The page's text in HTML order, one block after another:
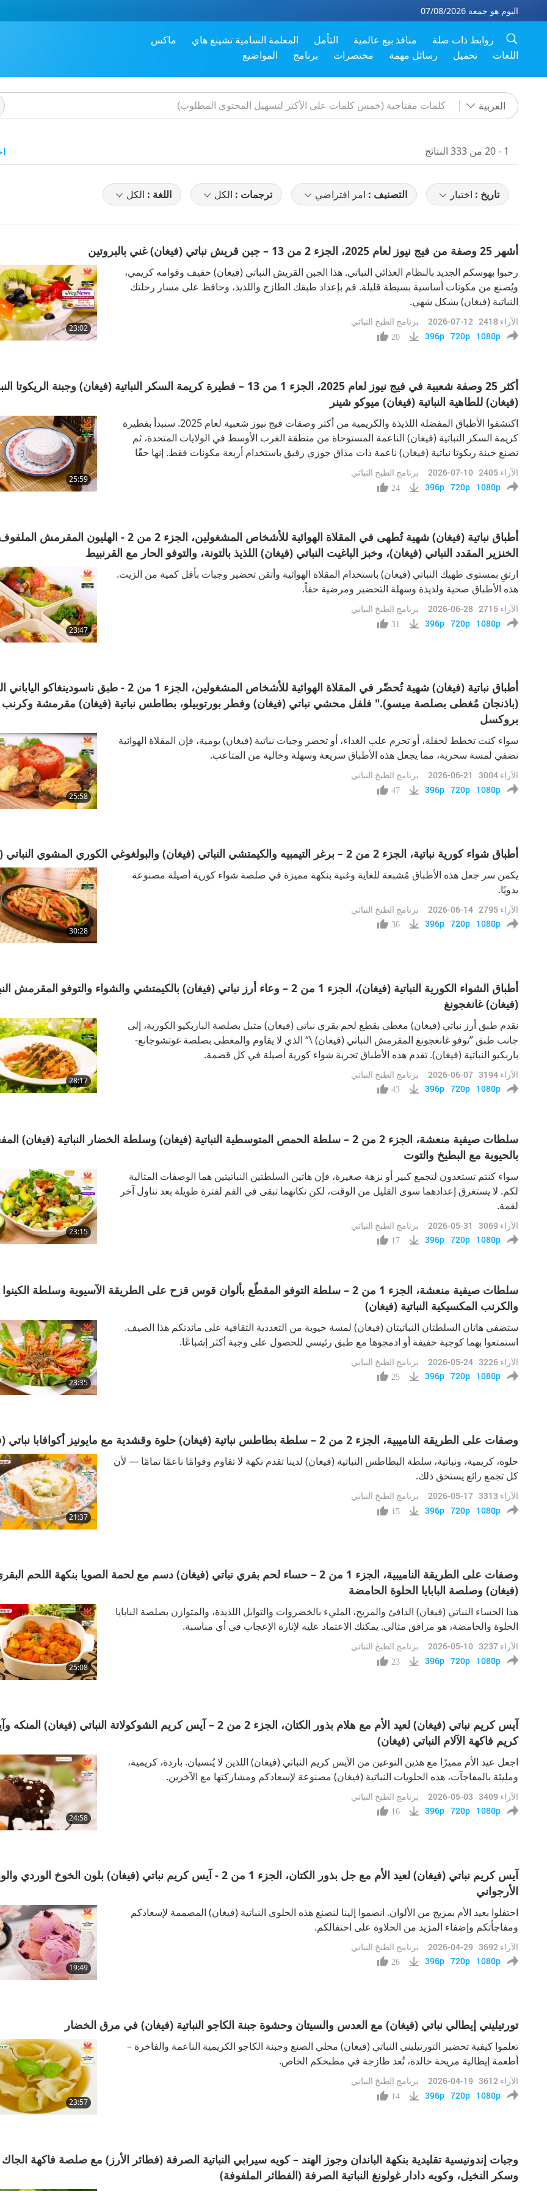
اليوم هو جمعة 07/08/2026
ماكس المعلمة السامية تشينغ هاي التأمل منافذ بيع عالمية
روابط ذات صلة
المواضيع
برنامج مختصرات رسائل مهمة تحميل اللغات
العربية
1 - 20 من 333 النتائج
تاريخ : اختيار التصنيف : امر افتراضي ترجمات : الكل اللغة : الكل
أشهر 25 وصفة من فيج نيوز لعام 2025، الجزء 2 من 13 – جبن قريش نباتي (فيغان) غني بالبروتين
23:02
رحبوا بهوسكم الجديد بالنظام الغذائي النباتي. هذا الجبن القريش النباتي (فيغان) خفيف وقوامه كريمي،
ويُصنع من مكونات أساسية بسيطة قليلة. قم بإعداد طبقك الطازج واللذيذ، وحافظ على مسار رحلتك
النباتية (فيغان) بشكل شهي.
برنامج الطبخ النباتي 2026-07-12 2418 الآراء
20 396p 720p 1080p
أكثر 25 وصفة شعبية في فيج نيوز لعام 2025، الجزء 1 من 13 – فطيرة كريمة السكر النباتية (فيغان) وجبنة الريكوتا
(فيغان) للطاهية النباتية (فيغان) ميوكو شينر
25:59
اكتشفوا الأطباق المفضلة اللذيذة والكريمية من أكثر وصفات فيج نيوز شعبية لعام 2025. سنبدأ بفطيرة
كريمة السكر النباتية (فيغان) الناعمة المستوحاة من منطقة الغرب الأوسط في الولايات المتحدة، ثم
نصنع جبنة ريكوتا نباتية (فيغان) ناعمة ذات مذاق جوزي رقيق باستخدام أربعة مكونات فقط. إنها حقًا
أطباق شهية خالية من الشعور بالذنب.
برنامج الطبخ النباتي 2026-07-10 2405 الآراء
24 396p 720p 1080p
أطباق نباتية (فيغان) شهية تُطهى في المقلاة الهوائية للأشخاص المشغولين، الجزء 2 من 2 -
الخنزير المقدد النباتي (فيغان)، وخبز الباغيت النباتي (فيغان) اللذيذ بالتونة، والتوفو الحار مع القرنبيط
23:47
ارتقِ بمستوى طهيك النباتي (فيغان) باستخدام المقلاة الهوائية وأتقن تحضير وجبات بأقل كمية من الزيت.
هذه الأطباق صحية ولذيذة وسهلة التحضير ومرضية حقاً.
برنامج الطبخ النباتي 2026-06-28 2715 الآراء
31 396p 720p 1080p
أطباق نباتية (فيغان) شهية تُحضّر في المقلاة الهوائية للأشخاص المشغولين، الجزء 1 من 2 - طبق
(باذنجان مُغطى بصلصة ميسو)." فلفل محشي نباتي (فيغان) وفطر بورتوبيلو، بطاطس نباتية (فيغان) مقرمشة وكرنب
بروكسل
25:58
سواء كنت تخطط لحفلة، أو تحزم علب الغداء، أو تحضر وجبات نباتية (فيغان) يومية، فإن المقلاة الهوائية
تضفي لمسة سحرية، مما يجعل هذه الأطباق سريعة وسهلة وخالية من المتاعب.
برنامج الطبخ النباتي 2026-06-21 3004 الآراء
47 396p 720p 1080p
أطباق شواء كورية نباتية، الجزء 2 من 2 – برغر التيمبيه والكيمتشي النباتي (فيغان) والبولغوغي الكوري المشوي النباتي (فيغان)
30:28
يكمن سر جعل هذه الأطباق مُشبعة للغاية وغنية بنكهة مميزة في صلصة شواء كورية أصيلة مصنوعة
يدويًا.
برنامج الطبخ النباتي 2026-06-14 2795 الآراء
36 396p 720p 1080p
أطباق الشواء الكورية النباتية (فيغان)، الجزء 1 من 2 – وعاء أرز نباتي (فيغان) بالكيمتشي والشواء والتوفو المقرمش
(فيغان) غانغجونغ
28:17
نقدم طبق أرز نباتي (فيغان) مغطى بقطع لحم بقري نباتي (فيغان) متبل بصلصة الباربكيو الكورية، إلى
جانب طبق ”توفو غانغجونغ المقرمش النباتي (فيغان) \“ الذي لا يقاوم والمغطى بصلصة غوتشوجانغ-
باربكيو النباتية (فيغان). تقدم هذه الأطباق تجربة شواء كورية أصيلة في كل قضمة.
برنامج الطبخ النباتي 2026-06-07 3194 الآراء
43 396p 720p 1080p
سلطات صيفية منعشة، الجزء 2 من 2 – سلطة الحمص المتوسطية النباتية (فيغان) وسلطة الخضار النباتية (فيغان)
بالحيوية مع البطيخ والتوت
23:15
سواء كنتم تستعدون لتجمع كبير أو نزهة صغيرة، فإن هاتين السلطتين النباتيتين هما الوصفات المثالية
لكم. لا يستغرق إعدادهما سوى القليل من الوقت، لكن نكاتهما تبقى في الفم لفترة طويلة بعد تناول آخر
لقمة.
برنامج الطبخ النباتي 2026-05-31 3069 الآراء
17 396p 720p 1080p
سلطات صيفية منعشة، الجزء 1 من 2 – سلطة التوفو المقطّع بألوان قوس قزح على الطريقة الآسيوية وسلطة الكينوا
والكرنب المكسيكية النباتية (فيغان)
23:35
ستضفي هاتان السلطتان النباتيتان (فيغان) لمسة حيوية من التعددية الثقافية على مائدتكم هذا الصيف.
استمتعوا بهما كوجبة خفيفة أو ادمجوها مع طبق رئيسي للحصول على وجبة أكثر إشباعًا.
برنامج الطبخ النباتي 2026-05-24 3226 الآراء
25 396p 720p 1080p
وصفات على الطريقة الناميبية، الجزء 2 من 2 – سلطة بطاطس نباتية (فيغان) حلوة وقشدية مع مايونيز أكوافابا نباتي (فيغان)
21:37
حلوة، كريمية، ونباتية، سلطة البطاطس النباتية (فيغان) لدينا تقدم نكهة لا تقاوم وقوامًا ناعمًا تمامًا — لأن
كل تجمع رائع يستحق ذلك.
برنامج الطبخ النباتي 2026-05-17 3313 الآراء
15 396p 720p 1080p
وصفات على الطريقة الناميبية، الجزء 1 من 2 – حساء لحم بقري نباتي (فيغان) دسم مع لحمة الصويا بنكهة اللحم
(فيغان) وصلصة البابايا الحلوة الحامضة
25:08
هذا الحساء النباتي (فيغان) الدافئ والمريح، المليء بالخضروات والتوابل اللذيذة، والمتوازن بصلصة البابايا
الحلوة والحامضة، هو مرافق مثالي. يمكنك الاعتماد عليه لإثارة الإعجاب في أي مناسبة.
برنامج الطبخ النباتي 2026-05-10 3237 الآراء
23 396p 720p 1080p
آيس كريم نباتي (فيغان) لعيد الأم مع هلام بذور الكتان، الجزء 2 من 2 – آيس كريم الشوكولاتة النباتي (فيغان)
كريم فاكهة الآلام النباتي (فيغان)
24:58
اجعل عيد الأم مميزًا مع هذين النوعين من الآيس كريم النباتي (فيغان) اللذين لا يُنسيان. باردة، كريمية،
ومليئة بالمفاجآت، هذه الحلويات النباتية (فيغان) مصنوعة لإسعادكم ومشاركتها مع الآخرين.
برنامج الطبخ النباتي 2026-05-03 3409 الآراء
16 396p 720p 1080p
آيس كريم نباتي (فيغان) لعيد الأم مع جل بذور الكتان، الجزء 1 من 2 - آيس كريم نباتي (فيغان) بلون الخوخ الوردي
الأرجواني
19:49
احتفلوا بعيد الأم بمزيج من الألوان. انضموا إلينا لنصنع هذه الحلوى النباتية (فيغان) المصممة لإسعادكم
ومفاجأتكم وإضفاء المزيد من الحلاوة على احتفالكم.
برنامج الطبخ النباتي 2026-04-29 3692 الآراء
26 396p 720p 1080p
تورتيليني إيطالي نباتي (فيغان) مع العدس والسيتان وحشوة جبنة الكاجو النباتية (فيغان) في مرق الخضار
23:57
تعلموا كيفية تحضير التورتيليني النباتي (فيغان) محلي الصنع وجبنة الكاجو الكريمية الناعمة والفاخرة –
أطعمة إيطالية مريحة خالدة، تُعد طازجة في مطبخكم الخاص.
برنامج الطبخ النباتي 2026-04-19 3612 الآراء
14 396p 720p 1080p
وجبات إندونيسية تقليدية بنكهة الباندان وجوز الهند – كويه سيرابي النباتية الصرفة (فطائر الأرز) مع صلصة فاكهة
وسكر النخيل، وكويه دادار غولونغ النباتية الصرفة (الفطائر الملفوفة)